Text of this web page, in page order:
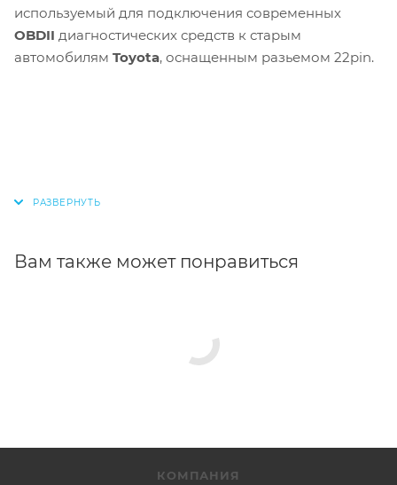
используемый для подключения современных
OBDII диагностических средств к старым
автомобилям Toyota, оснащенным разьемом 22pin.
Вам также может понравиться
КОМПАНИЯ